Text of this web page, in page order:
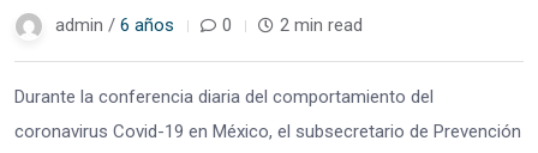
admin / 6 años 0 2 min read
Durante la conferencia diaria del comportamiento del
coronavirus Covid-19 en México, el subsecretario de Prevención